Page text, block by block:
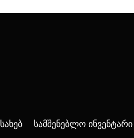
Სამშენებლო Ინვენტარი